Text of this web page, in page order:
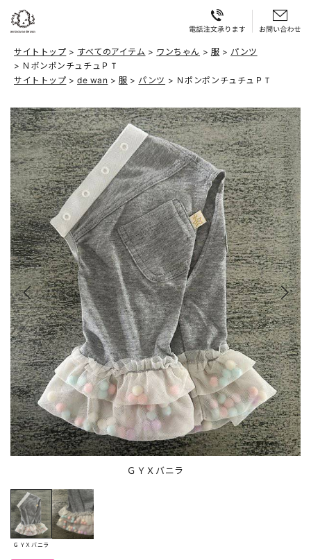
サイトトップ すべてのアイテム ワンちゃん 服
パンツ
ＮポンポンチュチュＰＴ
サイトトップ
de wan 服 パンツ ＮポンポンチュチュＰＴ
ＧＹＸバニラ
ＧＹＸバニラ